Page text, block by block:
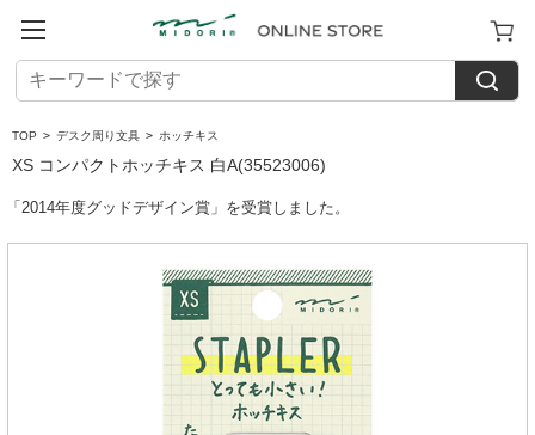
TOP > デスク周り文具 > ホッチキス
XS コンパクトホッチキス 白A(35523006)
「2014年度グッドデザイン賞」を受賞しました。